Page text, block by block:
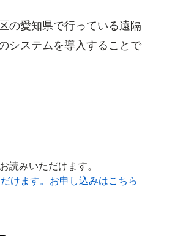
の愛知県で行っている遠隔
システムを導入することで
読みいただけます。
けます。お申し込みはこちら